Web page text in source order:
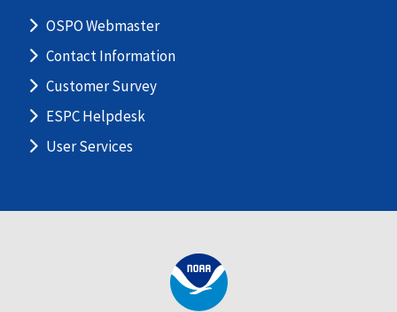
OSPO Webmaster
Contact Information
Customer Survey
ESPC Helpdesk
User Services